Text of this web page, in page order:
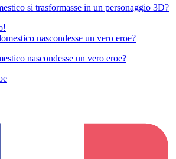
si trasformasse in un personaggio 3D?
nascondesse un vero eroe?